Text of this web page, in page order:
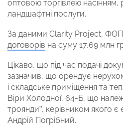
оптовою торгівлею
ландшафтні послуги.
За даними Clarity Project,
договорів на суму 17,69 млн
Цікаво, що під час подачі
зазначив, що орендує
і складське приміщення та
Віри Холодної, 64-Б, що
троянди”, керівником якого
Андрій Погрібний.